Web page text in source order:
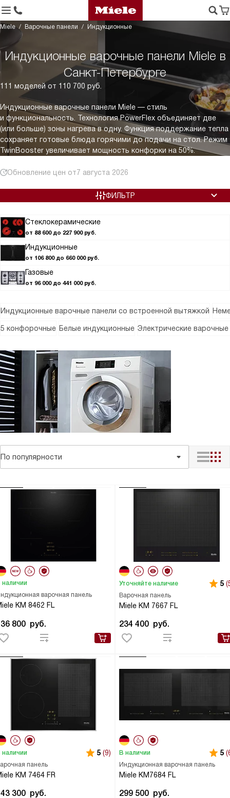
Miele Варочные панели Индукционные
Индукционные варочные панели Miele в
Санкт-Петербурге
111 моделей от 110 700 руб.
Индукционные варочные панели Miele — стиль
и функциональность. Технология PowerFlex объединяет две
(или больше) зоны нагрева в одну. Функция поддержание тепла
сохраняет готовые блюда горячими до подачи на стол. Режим
TwinBooster увеличивает мощность конфорки на 50%.
Обновление цен от7 августа 2026
Стеклокерамические
от 88 600 до 227 900 руб.
Индукционные
от 106 800 до 660 000 руб.
Газовые
от 96 000 до 441 000 руб.
ФИЛЬТР
Индукционные варочные панели со встроенной вытяжкой
5 конфорочные Белые индукционные Электрические варочные
По популярности
варочная панель
KM 8462 FL
наличии
800 руб.
Варочная панель
Miele KM 7667 FL
Уточняйте наличие 5
234 400 руб.
панель
KM 7464 FR
наличии 5 (9)
300 руб.
Индукционная варочная панель
Miele KM7684 FL
В наличии 5
299 500 руб.